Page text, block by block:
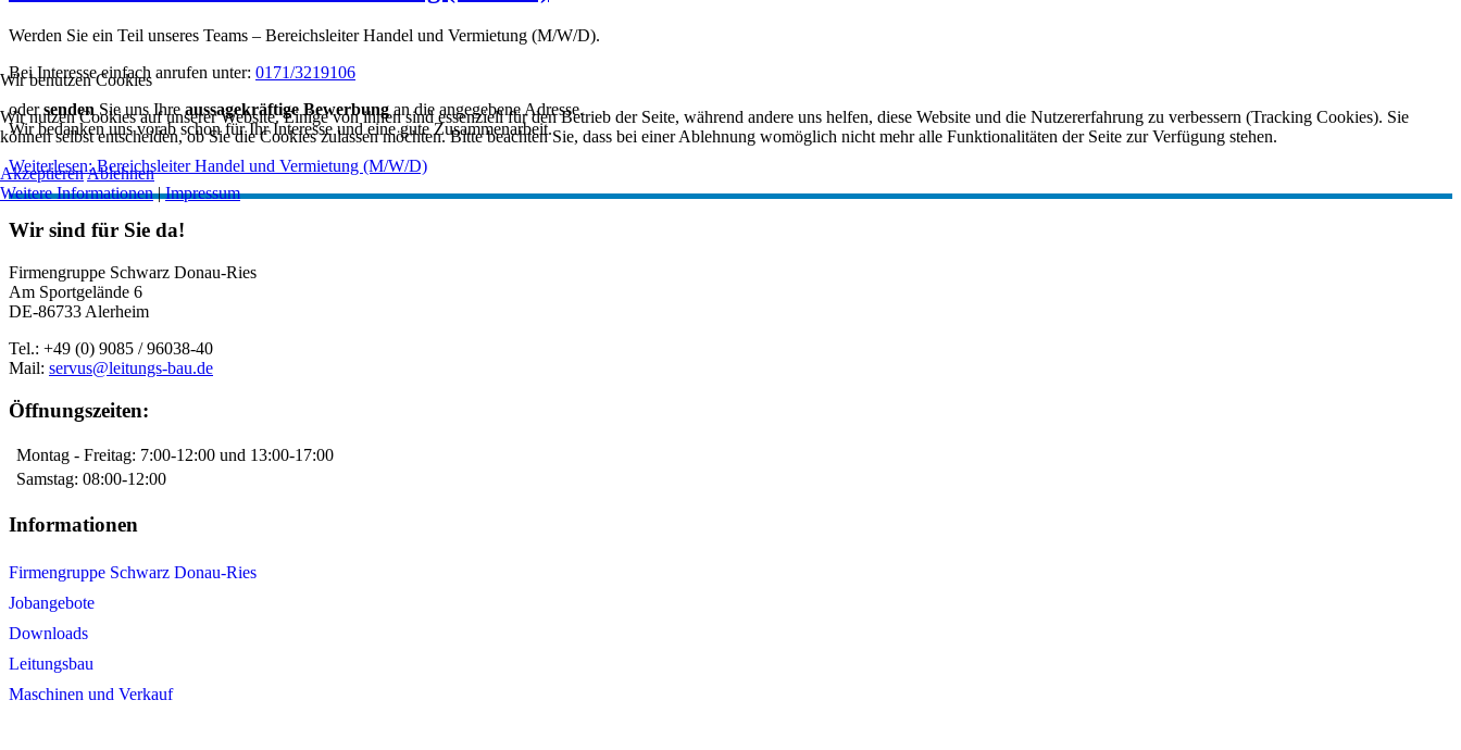
Werden Sie ein Teil unseres Teams – Bereichsleiter Handel und Vermietung (M/W/D).
Bei Interesse einfach anrufen unter: 0171/3219106
odersenden Sie uns Ihre aussagekräftige Bewerbung an die angegebene Adresse.
Wir bedanken uns vorab schon für Ihr Interesse und eine gute Zusammenarbeit.
Weiterlesen: Bereichsleiter Handel und Vermietung (M/W/D)
Wir sind für Sie da!
Firmengruppe Schwarz Donau-Ries
Am Sportgelände 6
DE-86733 Alerheim
Tel.: +49 (0) 9085 / 96038-40
Mail: servus@leitungs-bau.de
Öffnungszeiten:
Montag - Freitag: 7:00-12:00 und 13:00-17:00
Samstag: 08:00-12:00
Informationen
Firmengruppe Schwarz Donau-Ries
Jobangebote
Downloads
Leitungsbau
Maschinen und Verkauf
Wir benutzen Cookies
Wir nutzen Cookies auf unserer Website. Einige von ihnen sind essenziell für den Betrieb der Seite, während andere uns helfen, diese Website und die Nutzererfahrung zu verbessern (Tracking Cookies). Sie
können selbst entscheiden, ob Sie die Cookies zulassen möchten. Bitte beachten Sie, dass bei einer Ablehnung womöglich nicht mehr alle Funktionalitäten der Seite zur Verfügung stehen.
AkzeptierenAblehnen
Weitere Informationen|Impressum